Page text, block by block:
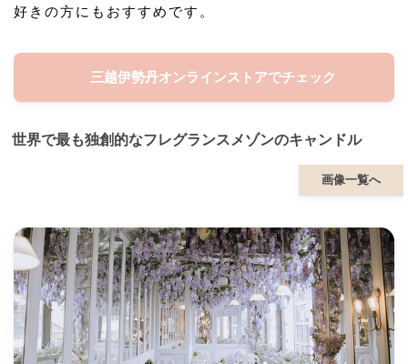
好きの方にもおすすめです。
三越伊勢丹オンラインストアでチェック
世界で最も独創的なフレグランスメゾンのキャンドル
画像一覧へ